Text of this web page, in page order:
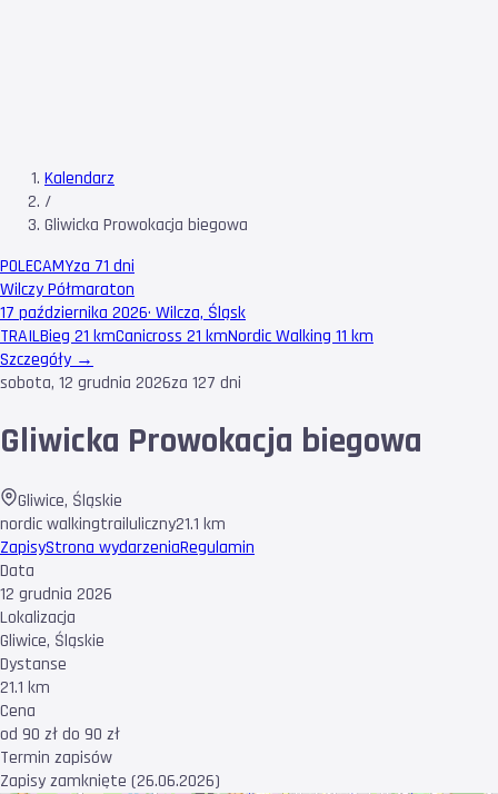
Kalendarz
/
Gliwicka Prowokacja biegowa
POLECAMYza 71 dni
Wilczy Półmaraton
17 października 2026· Wilcza, Śląsk
TRAILBieg 21 kmCanicross 21 kmNordic Walking 11 km
Szczegóły →
sobota, 12 grudnia 2026za 127 dni
Gliwicka Prowokacja biegowa
Gliwice, Śląskie
nordic walkingtrailuliczny21.1 km
ZapisyStrona wydarzeniaRegulamin
Data
12 grudnia 2026
Lokalizacja
Gliwice, Śląskie
Dystanse
21.1 km
Cena
od 90 zł do 90 zł
Termin zapisów
Zapisy zamknięte (26.06.2026)